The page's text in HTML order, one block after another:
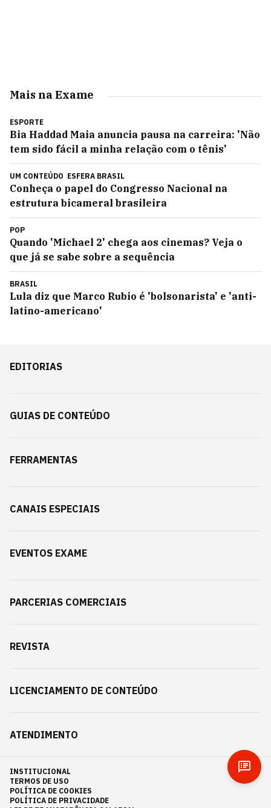
Mais na Exame
ESPORTE
Bia Haddad Maia anuncia pausa na carreira: 'Não
tem sido fácil a minha relação com o tênis'
UM CONTEÚDO ESFERA BRASIL
Conheça o papel do Congresso Nacional na
estrutura bicameral brasileira
POP
Quando 'Michael 2' chega aos cinemas? Veja o
que já se sabe sobre a sequência
BRASIL
Lula diz que Marco Rubio é 'bolsonarista' e 'anti-
latino-americano'
EDITORIAS
GUIAS DE CONTEÚDO
FERRAMENTAS
CANAIS ESPECIAIS
EVENTOS EXAME
PARCERIAS COMERCIAIS
REVISTA
LICENCIAMENTO DE CONTEÚDO
ATENDIMENTO
INSTITUCIONAL
TERMOS DE USO
POLÍTICA DE COOKIES
POLÍTICA DE PRIVACIDADE